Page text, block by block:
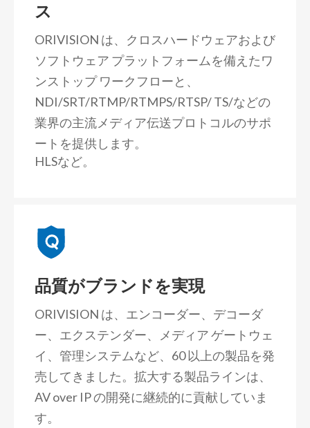
ス
ORIVISION は、クロスハードウェアおよび
ソフトウェア プラットフォームを備えたワ
ンストップ ワークフローと、
NDI/SRT/RTMP/RTMPS/RTSP/TS/などの
業界の主流メディア伝送プロトコルのサポ
ートを提供します。
HLSなど。
品質がブランドを実現
ORIVISION は、エンコーダー、デコーダ
ー、エクステンダー、メディア ゲートウェ
イ、管理システムなど、60 以上の製品を発
売してきました。拡大する製品ラインは、
AV over IP の開発に継続的に貢献していま
す。